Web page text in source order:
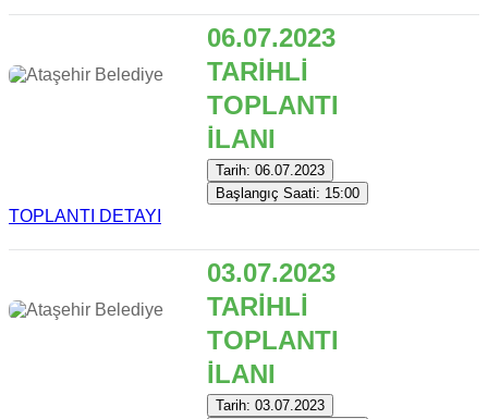
06.07.2023
TARİHLİ
TOPLANTI
İLANI
Tarih: 06.07.2023
Başlangıç Saati: 15:00
TOPLANTI DETAYI
03.07.2023
TARİHLİ
TOPLANTI
İLANI
Tarih: 03.07.2023